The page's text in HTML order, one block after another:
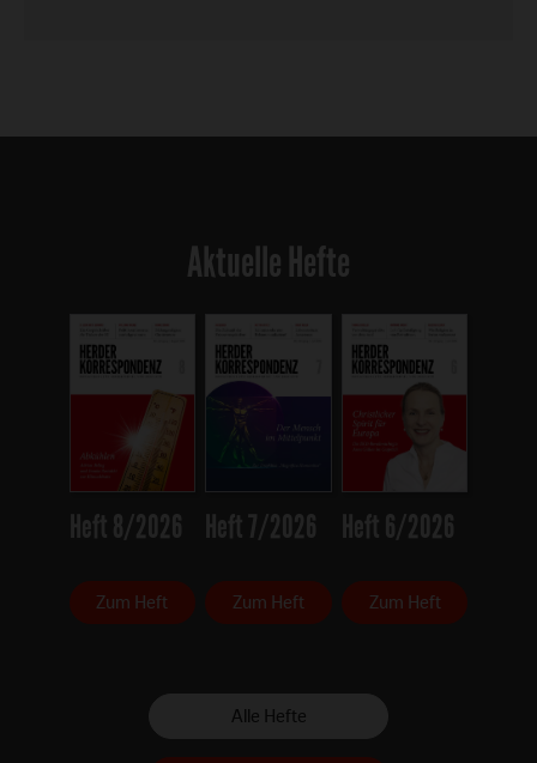
Aktuelle Hefte
Heft 8/2026
Zum Heft
Heft 7/2026
Zum Heft
Heft 6/2026
Zum Heft
Alle Hefte